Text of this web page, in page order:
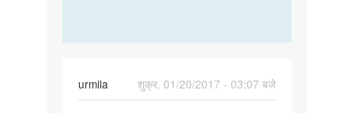
urmila
शुक्र, 01/20/2017 - 03:07 बजे